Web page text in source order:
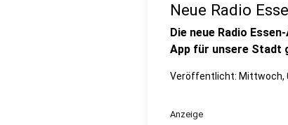
Neue Radio
Die neue Radio
App für unsere Stadt
Veröffentlicht: Mittwoch,
Anzeige